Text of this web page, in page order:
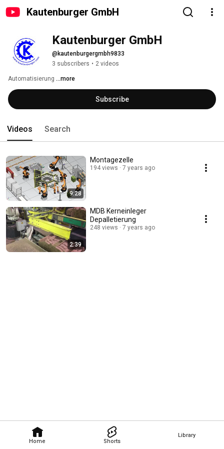
Kautenburger GmbH
Home Shorts
Library
Kautenburger GmbH
@kautenburgergmbh9833
3 subscribers • 2 videos
Automatisierung ...more
Subscribe
Videos Search
9:28
Montagezelle
194 views 7 years ago
2:39
MDB Kerneinleger
Depalletierung
248 views 7 years ago